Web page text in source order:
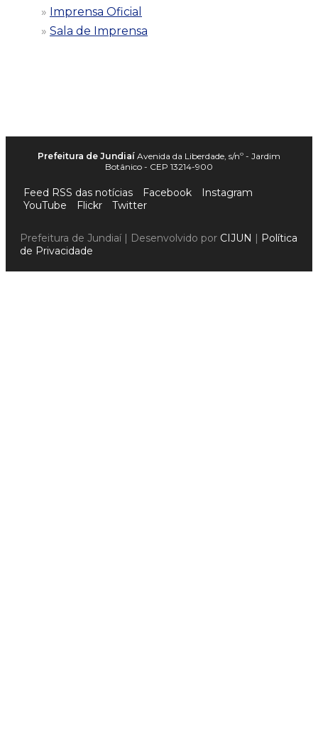
Imprensa Oficial
Sala de Imprensa
Prefeitura de Jundiaí Avenida da Liberdade, s/nº - Jardim
Botânico - CEP 13214-900
Feed RSS das notícias Facebook
Instagram
YouTube
Flickr Twitter
Prefeitura de Jundiaí | Desenvolvido por CIJUN | Política
de Privacidade